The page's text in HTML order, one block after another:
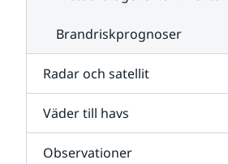
Brandriskprognoser
Radar och satellit
Väder till havs
Observationer